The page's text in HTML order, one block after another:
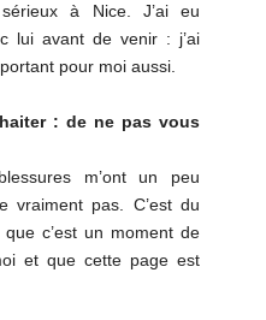
à Nice. J’ai eu
lui avant de venir : j’ai
pour moi aussi.
: de ne pas vous
m’ont un peu
vraiment pas. C’est du
c’est un moment de
et que cette page est